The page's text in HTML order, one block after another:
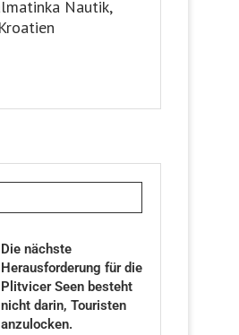
Die nächste
Herausforderung für die
Plitvicer Seen besteht
nicht darin, Touristen
anzulocken.